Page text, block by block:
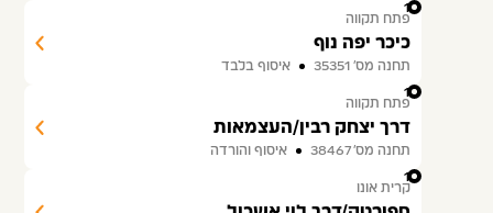
15
פתח תקווה
כיכר יפה נוף
תחנה מס׳ 35351 איסוף בלבד
16
פתח תקווה
דרך יצחק רבין/העצמאות
תחנה מס׳ 38467 איסוף והורדה
17
קרית אונו